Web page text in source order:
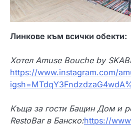
Линкове към всички обекти:
Хотел Amuse Bouche by
https://www.instagram.com/
Къща за гости Бащин Дом и
RestoBar в Банско:https://